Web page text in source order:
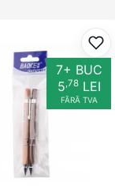
7+ BUC
5,78LEI
FĂRĂ TVA